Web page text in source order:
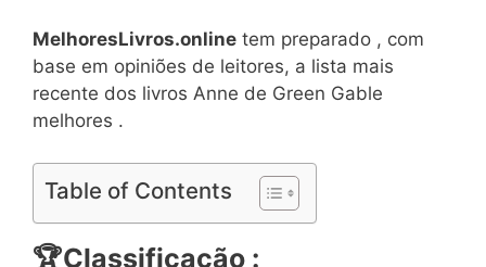
MelhoresLivros.online tem preparado , com
base em opiniões de leitores, a lista mais
recente dos livros Anne de Green Gable
melhores .
Table of Contents
🏆Classificação :